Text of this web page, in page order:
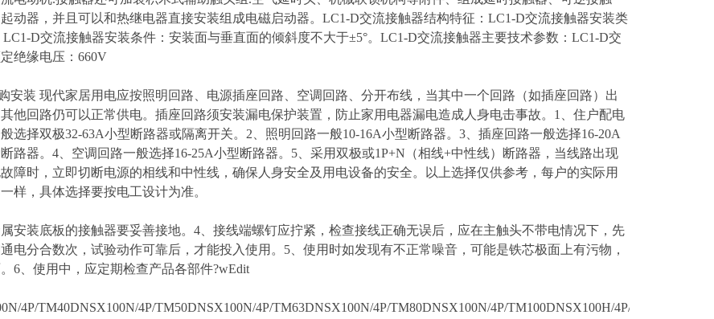
动器，并且可以和热继电器直接安装组成电磁启动器。LC1-D交流接触器结构特征：LC1-D交流接触器安装类
D交流接触器安装条件：安装面与垂直面的倾斜度不大于±5°。LC1-D交流接触器主要技术参数：LC1-D交
绝缘电压：660V
装 现代家居用电应按照明回路、电源插座回路、空调回路、分开布线，当其中一个回路（如插座回路）出
他回路仍可以正常供电。插座回路须安装漏电保护装置，防止家用电器漏电造成人身电击事故。1、住户配电
选择双极32-63A小型断路器或隔离开关。2、照明回路一般10-16A小型断路器。3、插座回路一般选择16-20A
路器。4、空调回路一般选择16-25A小型断路器。5、采用双极或1P+N（相线+中性线）断路器，当线路出现
障时，立即切断电源的相线和中性线，确保人身安全及用电设备的安全。以上选择仅供参考，每户的实际用
样，具体选择要按电工设计为准。
装底板的接触器要妥善接地。4、接线端螺钉应拧紧，检查接线正确无误后，应在主触头不带电情况下，先
电分合数次，试验动作可靠后，才能投入使用。5、使用时如发现有不正常噪音，可能是铁芯极面上有污物，
6、使用中，应定期检查产品各部件?wEdit
4P/TM40DNSX100N/4P/TM50DNSX100N/4P/TM63DNSX100N/4P/TM80DNSX100N/4P/TM100DNSX100H/4P/